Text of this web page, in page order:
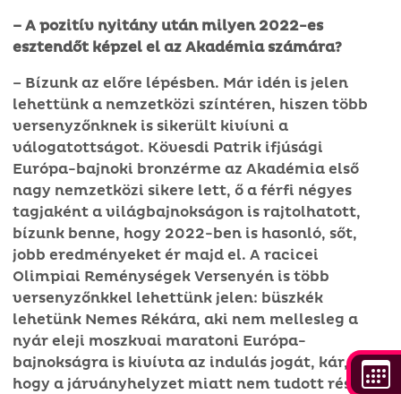
– A pozitív nyitány után milyen 2022-es
esztendőt képzel el az Akadémia számára?
– Bízunk az előre lépésben. Már idén is jelen
lehettünk a nemzetközi színtéren, hiszen több
versenyzőnknek is sikerült kivívni a
válogatottságot. Kövesdi Patrik ifjúsági
Európa-bajnoki bronzérme az Akadémia első
nagy nemzetközi sikere lett, ő a férfi négyes
tagjaként a világbajnokságon is rajtolhatott,
bízunk benne, hogy 2022-ben is hasonló, sőt,
jobb eredményeket ér majd el. A racicei
Olimpiai Reménységek Versenyén is több
versenyzőnkkel lehettünk jelen: büszkék
lehetünk Nemes Rékára, aki nem mellesleg a
nyár eleji moszkvai maratoni Európa-
bajnokságra is kivívta az indulás jogát, kár,
hogy a járványhelyzet miatt nem tudott részt